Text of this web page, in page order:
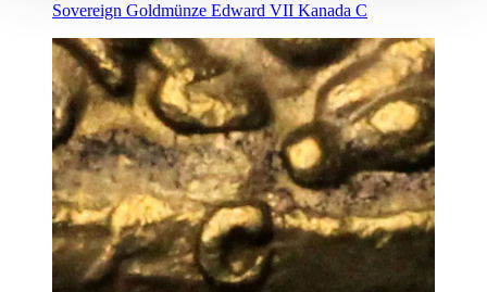
Sovereign Goldmünze Edward VII Kanada C